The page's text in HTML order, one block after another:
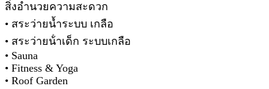
สิ่งอํานวยความสะดวก
• สระว่ายนํ้าระบบ เกลือ
• สระว่ายน้ําเด็ก ระบบเกลือ
• Sauna
• Fitness & Yoga
• Roof Garden